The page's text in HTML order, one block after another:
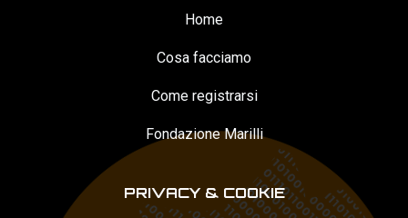
Home
Cosa facciamo
Come registrarsi
Fondazione Marilli
PRIVACY & COOKIE